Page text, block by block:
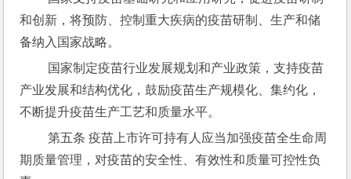
和创新，将预防、控制重大疾病的疫苗研制、生产和储
备纳入国家战略。
产业发展和结构优化，鼓励疫苗生产规模化、集约化，
不断提升疫苗生产工艺和质量水平。
第五条 疫苗上市许可持有人应当加强疫苗全生命周
期质量管理，对疫苗的安全性、有效性和质量可控性负